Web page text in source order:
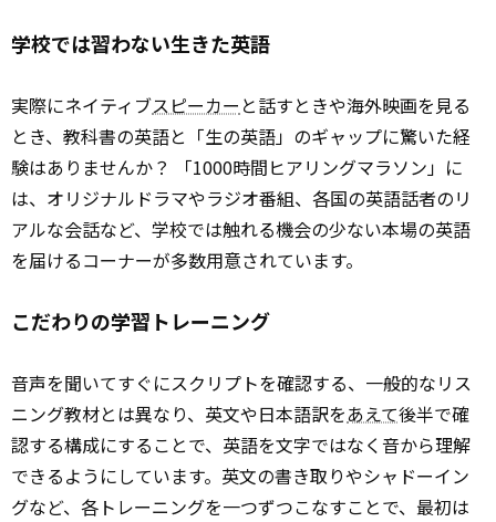
学校では習わない生きた英語
実際にネイティブスピーカー と話すときや海外映画を見る
とき、教科書の英語と「生の英語」のギャップに驚いた経
験はありませんか？ 「1000時間ヒアリングマラソン」に
は、オリジナルドラマやラジオ番組、各国の英語話者のリ
アルな会話など、学校では触れる機会の少ない本場の英語
を届けるコーナーが多数用意されています。
こだわりの学習トレーニング
音声を聞いてすぐにスクリプトを確認する、一般的なリス
ニング教材とは異なり、英文や日本語訳をあえて後半で確
認する構成にすることで、英語を文字ではなく音から理解
できるようにしています。英文の書き取りやシャドーイン
グなど、各トレーニングを一つずつこなすことで、最初は